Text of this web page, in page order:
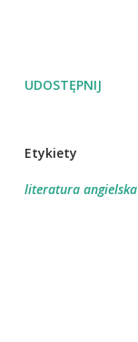
UDOSTĘPNIJ
Etykiety
literatura angielska